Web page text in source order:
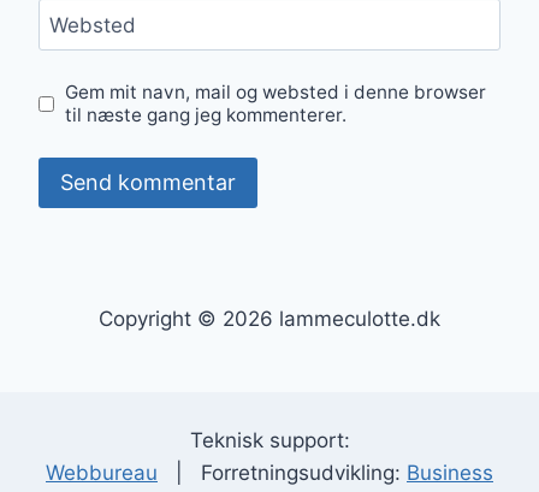
Websted
Gem mit navn, mail og websted i denne browser
til næste gang jeg kommenterer.
Copyright © 2026 lammeculotte.dk
Teknisk support:
Webbureau | Forretningsudvikling: Business